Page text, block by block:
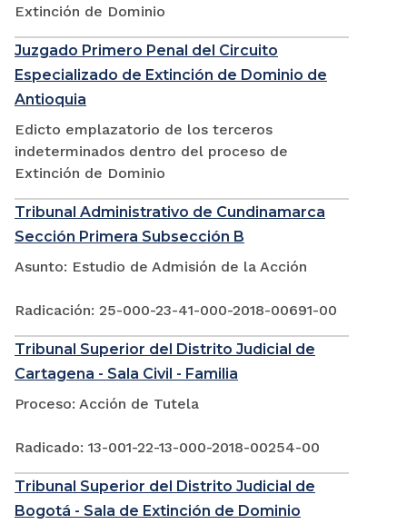
Extinción de Dominio
Juzgado Primero Penal del Circuito
Especializado de Extinción de Dominio de
Antioquia
Edicto emplazatorio de los terceros
indeterminados dentro del proceso de
Extinción de Dominio
Tribunal Administrativo de Cundinamarca
Sección Primera Subsección B
Asunto: Estudio de Admisión de la Acción
Radicación: 25-000-23-41-000-2018-00691-00
Tribunal Superior del Distrito Judicial de
Cartagena - Sala Civil - Familia
Proceso: Acción de Tutela
Radicado: 13-001-22-13-000-2018-00254-00
Tribunal Superior del Distrito Judicial de
Bogotá - Sala de Extinción de Dominio